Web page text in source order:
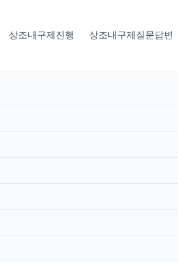
상조내구제진행 상조내구제질문답변